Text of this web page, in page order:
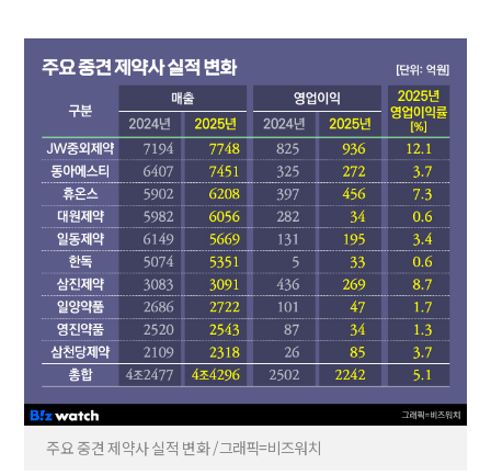
주요 중견 제약사 실적 변화 /그래픽=비즈워치